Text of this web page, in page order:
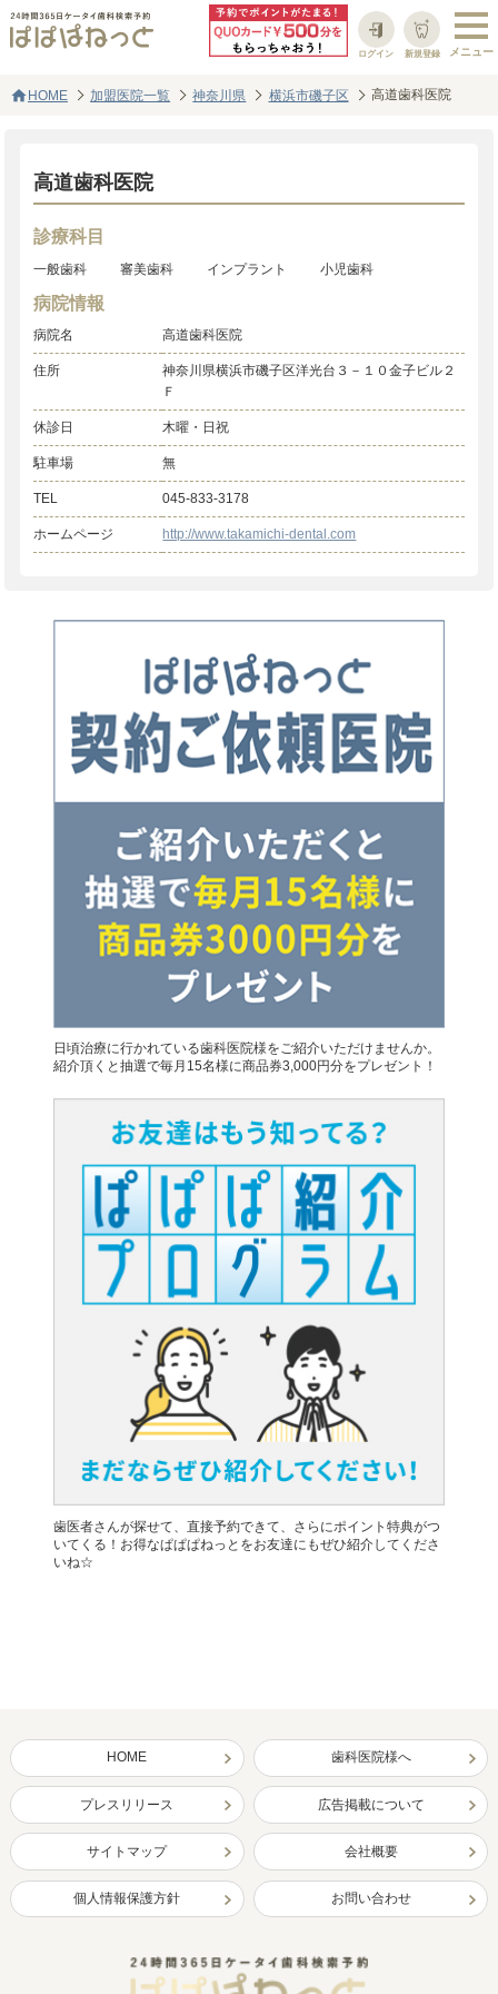
新規登録
ログイン
homeHOME 加盟医院一覧 神奈川県 横浜市磯子区 高道歯科医院
高道歯科医院
診療科目
一般歯科 審美歯科 インプラント 小児歯科
病院情報
病院名 高道歯科医院
住所
神奈川県横浜市磯子区洋光台３－１０金子ビル２
Ｆ
休診日 木曜・日祝
駐車場 無
TEL 045-833-3178
ホームページ http://www.takamichi-dental.com
日頃治療に行かれている歯科医院様をご紹介いただけませんか。
紹介頂くと抽選で毎月15名様に商品券3,000円分をプレゼント！
歯医者さんが探せて、直接予約できて、さらにポイント特典がつ
いてくる！お得なぱぱぱねっとをお友達にもぜひ紹介してくださ
いね☆
HOME 歯科医院様へ
プレスリリース 広告掲載について
サイトマップ 会社概要
個人情報保護方針 お問い合わせ